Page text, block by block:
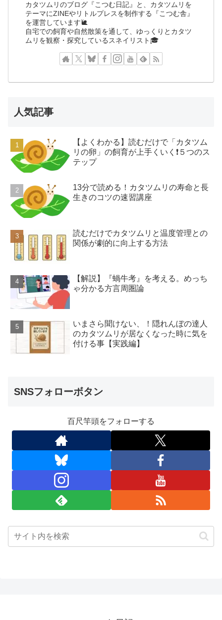
カタツムリのブログ『こつむ日記』と、カタツムリを
テーマにZINEやリトルプレスを制作する『こつむ舎』
を運営しています🐌
自宅での飼育や自然散策を通して、ゆっくりとカタツ
ムリを観察・探究しているスネイリスト🎓
人気記事
【よくわかる】読むだけで「カタツム
リの卵」の飼育が上手くいく❗️５つのス
テップ
13分で読める！カタツムリの寿命と長
生きのコツの速習講座
読むだけでカタツムリと温度管理との
関係が劇的に向上する方法
【解説】『蝸牛考』を考える。めっち
ゃ分かる方言周圏論
いまさら聞けない、！隠れんぼの達人
のカタツムリが居なくなった時に気を
付ける事【実践編】
SNSフォローボタン
百尺竿頭をフォローする